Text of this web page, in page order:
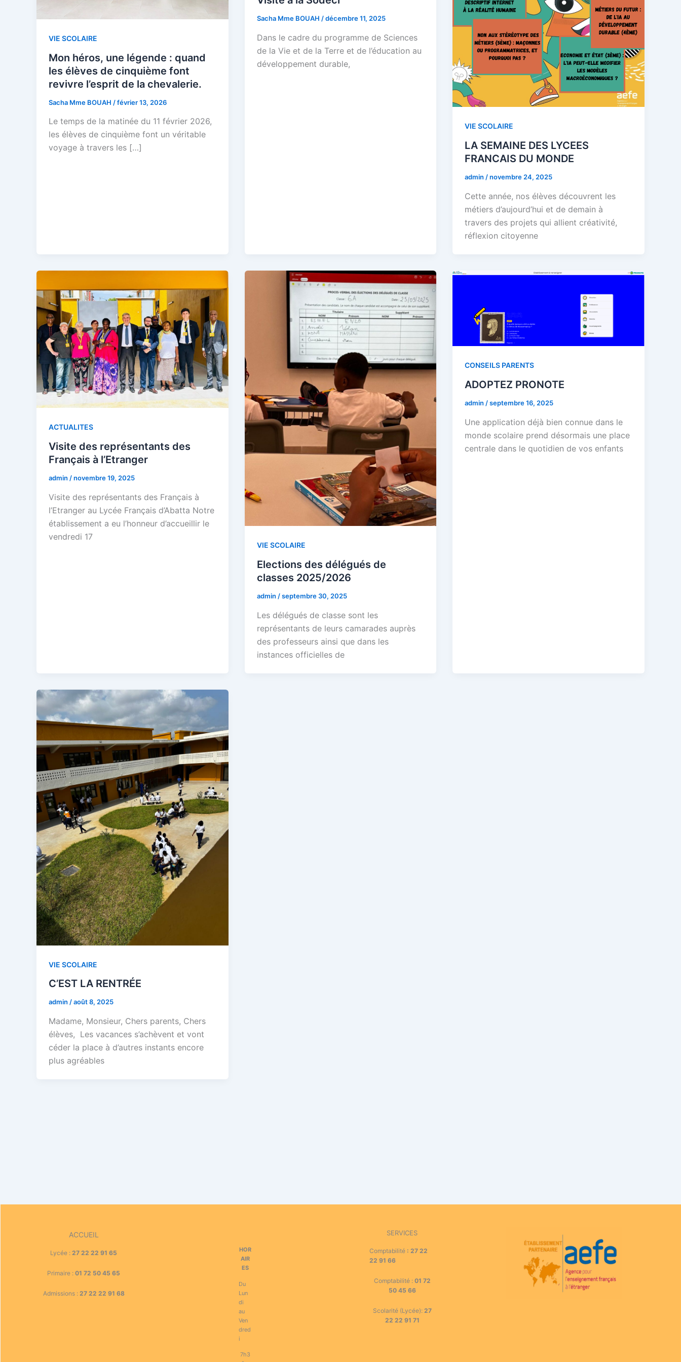
VIE SCOLAIRE
Mon héros, une légende : quand
les élèves de cinquième font
revivre l’esprit de la chevalerie.
Sacha Mme BOUAH /février 13, 2026
Le temps de la matinée du 11 février 2026,
les élèves de cinquième font un véritable
voyage à travers les […]
Sacha Mme BOUAH /décembre 11, 2025
Dans le cadre du programme de Sciences
de la Vie et de la Terre et de l’éducation au
développement durable,
VIE SCOLAIRE
LA SEMAINE DES LYCEES
FRANCAIS DU MONDE
admin /novembre 24, 2025
Cette année, nos élèves découvrent les
métiers d’aujourd’hui et de demain à
travers des projets qui allient créativité,
réflexion citoyenne
ACTUALITES
Visite des représentants des
Français à l’Etranger
admin /novembre 19, 2025
Visite des représentants des Français à
l’Etranger au Lycée Français d’Abatta Notre
établissement a eu l’honneur d’accueillir le
vendredi 17
VIE SCOLAIRE
Elections des délégués de
classes 2025/2026
admin /septembre 30, 2025
Les délégués de classe sont les
représentants de leurs camarades auprès
des professeurs ainsi que dans les
instances officielles de
CONSEILS PARENTS
ADOPTEZ PRONOTE
admin /septembre 16, 2025
Une application déjà bien connue dans le
monde scolaire prend désormais une place
centrale dans le quotidien de vos enfants
VIE SCOLAIRE
C’EST LA RENTRÉE
admin /août 8, 2025
Madame, Monsieur, Chers parents, Chers
élèves, Les vacances s’achèvent et vont
céder la place à d’autres instants encore
plus agréables
ACCUEIL
Lycée :27 22 22 91 65
Primaire : 01 72 50 45 65
Admissions : 27 22 22 91 68
HOR
AIR
ES
Du
Lun
di
au
Ven
dred
i
7h3
SERVICES
Comptabilité: 27 22
22 91 66
Comptabilité : 01 72
50 45 66
Scolarité (Lycée): 27
22 22 91 71